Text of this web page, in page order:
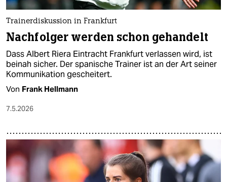
Trainerdiskussion in Frankfurt
Nachfolger werden schon gehandelt
Dass Albert Riera Eintracht Frankfurt verlassen wird, ist
beinah sicher. Der spanische Trainer ist an der Art seiner
Kommunikation gescheitert.
Von Frank Hellmann
7.5.2026